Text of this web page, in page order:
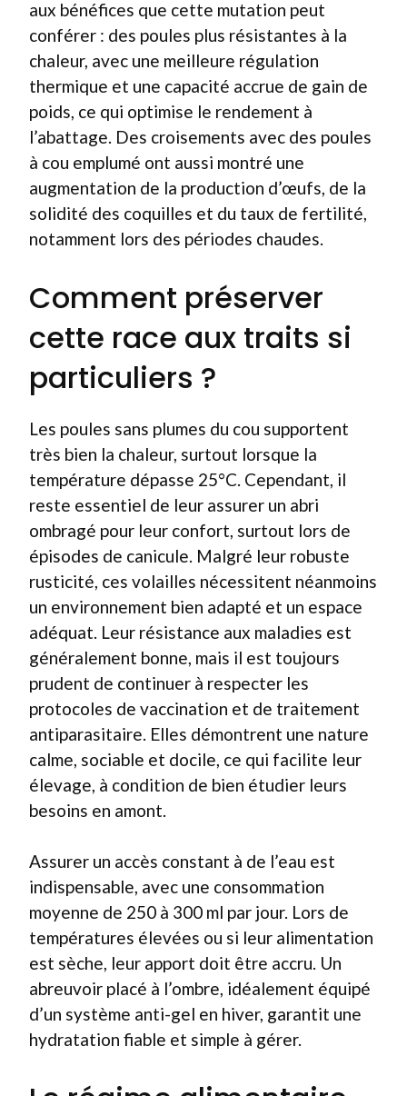
aux bénéfices que cette mutation peut
conférer : des poules plus résistantes à la
chaleur, avec une meilleure régulation
thermique et une capacité accrue de gain de
poids, ce qui optimise le rendement à
l’abattage. Des croisements avec des poules
à cou emplumé ont aussi montré une
augmentation de la production d’œufs, de la
solidité des coquilles et du taux de fertilité,
notamment lors des périodes chaudes.
Comment préserver
cette race aux traits si
particuliers ?
Les poules sans plumes du cou supportent
très bien la chaleur, surtout lorsque la
température dépasse 25°C. Cependant, il
reste essentiel de leur assurer un abri
ombragé pour leur confort, surtout lors de
épisodes de canicule. Malgré leur robuste
rusticité, ces volailles nécessitent néanmoins
un environnement bien adapté et un espace
adéquat. Leur résistance aux maladies est
généralement bonne, mais il est toujours
prudent de continuer à respecter les
protocoles de vaccination et de traitement
antiparasitaire. Elles démontrent une nature
calme, sociable et docile, ce qui facilite leur
élevage, à condition de bien étudier leurs
besoins en amont.
Assurer un accès constant à de l’eau est
indispensable, avec une consommation
moyenne de 250 à 300 ml par jour. Lors de
températures élevées ou si leur alimentation
est sèche, leur apport doit être accru. Un
abreuvoir placé à l’ombre, idéalement équipé
d’un système anti-gel en hiver, garantit une
hydratation fiable et simple à gérer.